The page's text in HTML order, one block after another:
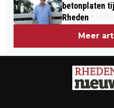
betonplaten
Rheden
Meer